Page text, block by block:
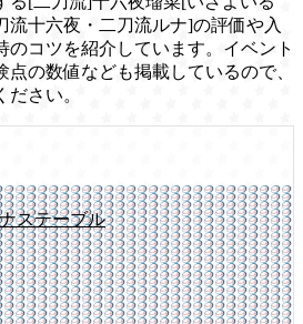
流十六夜・二刀流ルナ]の評価や入
のコツを紹介しています。イベント
の数値なども掲載しているので、
さい。
ステーブル